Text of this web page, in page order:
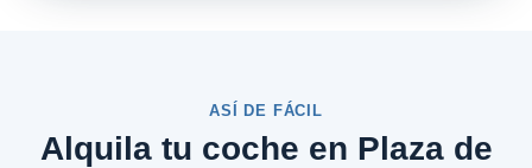
ASÍ DE FÁCIL
Alquila tu coche en Plaza de